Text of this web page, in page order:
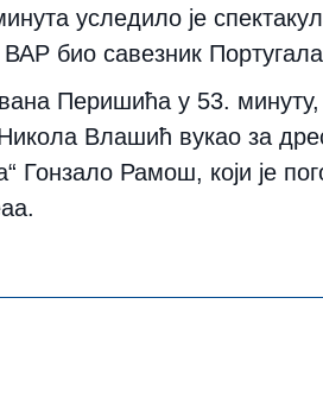
уследило је
био савезник
Перишића у 53. минуту,
Влашић вукао за
Гонзало Рамош, који је